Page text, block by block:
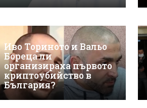
Иво Ториното и Вальо
Бореца ли
организираха първото
криптоубийство в
България?